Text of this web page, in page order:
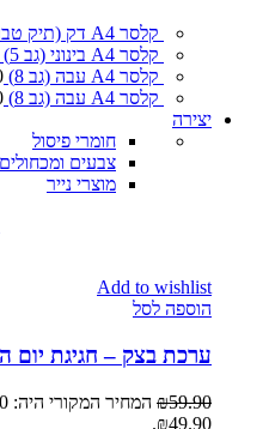
קלסר A4 דק (תיק טבעות)
קלסר A4 בינוני (גב 5)
קלסר A4 עבה (גב 8)
קלסר A4 עבה (גב 8)
יצירה
חומרי פיסול
צבעים ומכחולים
מוצרי נייר
Add to wishlist
הוספה לסל
ערכת בצק – חגיגת יום
₪59.90 המחיר המקורי היה: ₪59.90.
₪49.90.